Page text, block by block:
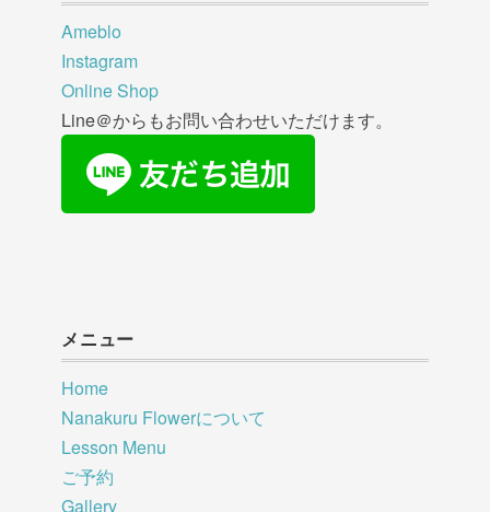
Ameblo
Instagram
Online Shop
Line＠からもお問い合わせいただけます。
メニュー
Home
Nanakuru Flowerについて
Lesson Menu
ご予約
Gallery